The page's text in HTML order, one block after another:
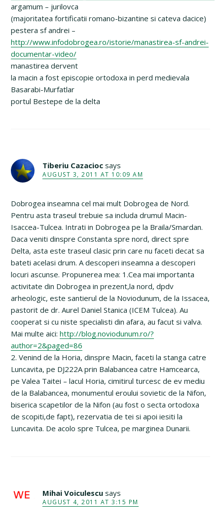
argamum – jurilovca
(majoritatea fortificatii romano-bizantine si cateva dacice)
pestera sf andrei –
http://www.infodobrogea.ro/istorie/manastirea-sf-andrei-
documentar-video/
manastirea dervent
la macin a fost episcopie ortodoxa in perd medievala
Basarabi-Murfatlar
portul Bestepe de la delta
Tiberiu Cazacioc says
AUGUST 3, 2011 AT 10:09 AM
Dobrogea inseamna cel mai mult Dobrogea de Nord.
Pentru asta traseul trebuie sa includa drumul Macin-
Isaccea-Tulcea. Intrati in Dobrogea pe la Braila/Smardan.
Daca veniti dinspre Constanta spre nord, direct spre
Delta, asta este traseul clasic prin care nu faceti decat sa
bateti acelasi drum. A descoperi inseamna a descoperi
locuri ascunse. Propunerea mea: 1.Cea mai importanta
activitate din Dobrogea in prezent,la nord, dpdv
arheologic, este santierul de la Noviodunum, de la Issacea,
pastorit de dr. Aurel Daniel Stanica (ICEM Tulcea). Au
cooperat si cu niste specialisti din afara, au facut si valva.
Mai multe aici:http://blog.noviodunum.ro/?
author=2&paged=86
2. Venind de la Horia, dinspre Macin, faceti la stanga catre
Luncavita, pe DJ222A prin Balabancea catre Hamcearca,
pe Valea Taitei – lacul Horia, cimitirul turcesc de ev mediu
de la Balabancea, monumentul eroului sovietic de la Nifon,
biserica scapetilor de la Nifon (au fost o secta ortodoxa
de scopiti,de fapt), rezervatia de tei si apoi iesiti la
Luncavita. De acolo spre Tulcea, pe marginea Dunarii.
Mihai Voiculescu says
AUGUST 4, 2011 AT 3:15 PM